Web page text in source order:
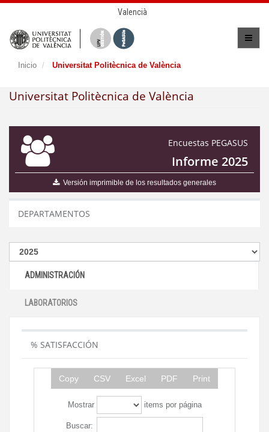
Valencià
Inicio Universitat Politècnica de València
Universitat Politècnica de València
Encuestas PEGASUS
Informe 2025
Versión imprimible de los resultados generales
DEPARTAMENTOS
ADMINISTRACIÓN
LABORATORIOS
% SATISFACCIÓN
Copy CSV Excel PDF Print
Mostrar items por página
Buscar: